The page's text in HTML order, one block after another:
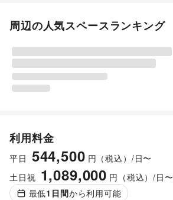
周辺の人気スペースランキング
利用料金
平日 544,500 円（税込）/日〜
土日祝 1,089,000 円（税込）/日〜
最低1 日間から利用可能